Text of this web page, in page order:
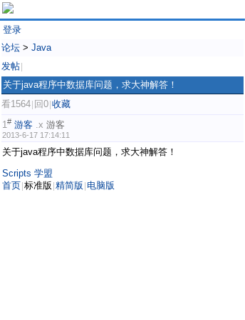
登录
论坛 > Java
发帖
关于java程序中数据库问题，求大神解答！
看1564 回0 收藏
1# 游客 .x 游客
2013-6-17 17:14:11
关于java程序中数据库问题，求大神解答！
Scripts 学盟
首页 标准版 精简版 电脑版